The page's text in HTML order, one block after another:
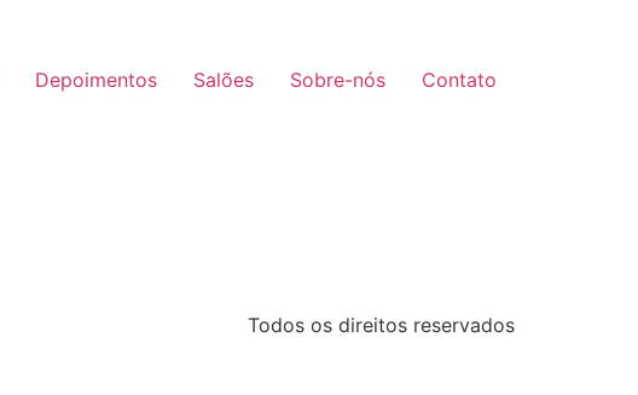
Depoimentos Salões Sobre-nós Contato
Todos os direitos reservados